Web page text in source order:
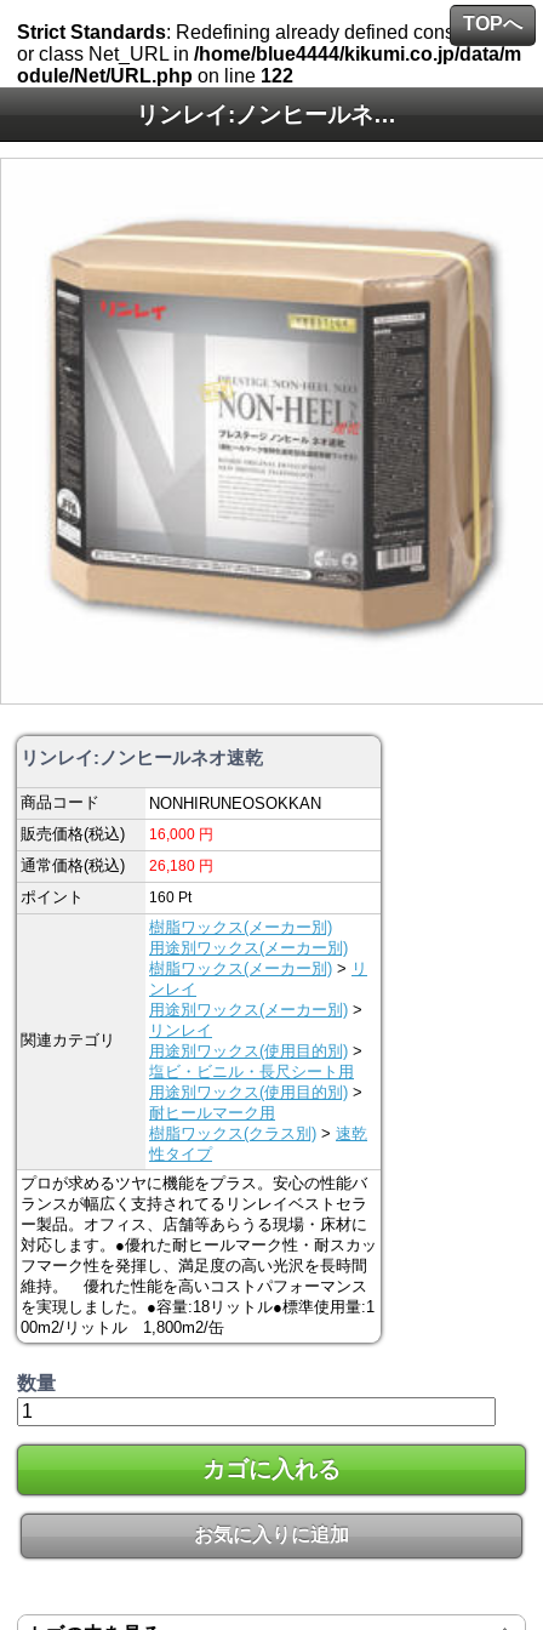
Strict Standards: Redefining already defined constructor f
or class Net_URL in/home/blue4444/kikumi.co.jp/data/m
odule/Net/URL.php on line 122
リンレイ:ノンヒールネオ速乾
リンレイ:ノンヒールネオ速乾
商品コード
NONHIRUNEOSOKKAN
販売価格(税込)
16,000 円
通常価格(税込) 26,180 円
ポイント 160 Pt
関連カテゴリ
樹脂ワックス(メーカー別)
用途別ワックス(メーカー別)
樹脂ワックス(メーカー別) > リ
ンレイ
用途別ワックス(メーカー別) >
リンレイ
用途別ワックス(使用目的別) >
塩ビ・ビニル・長尺シート用
用途別ワックス(使用目的別) >
耐ヒールマーク用
樹脂ワックス(クラス別) >速乾
性タイプ
プロが求めるツヤに機能をプラス。安心の性能バ
ランスが幅広く支持されてるリンレイベストセラ
ー製品。オフィス、店舗等あらうる現場・床材に
対応します。●優れた耐ヒールマーク性・耐スカッ
フマーク性を発揮し、満足度の高い光沢を長時間
維持。 優れた性能を高いコストパフォーマンス
を実現しました。●容量:18リットル●標準使用量:1
00m2/リットル 1,800m2/缶
数量
カゴに入れる
お気に入りに追加
TOPへ